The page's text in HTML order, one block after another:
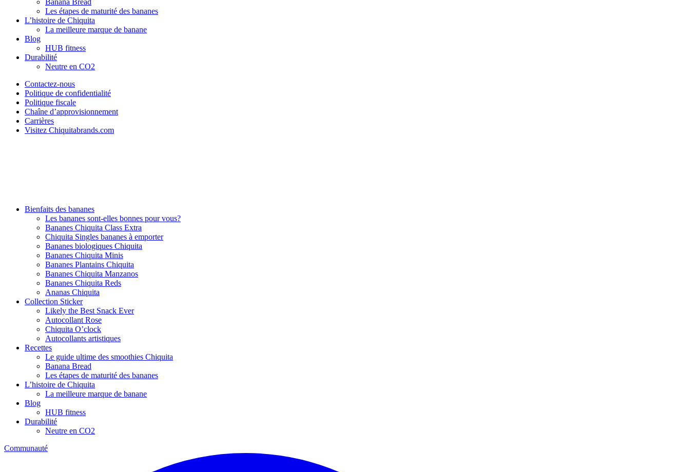
Banana Bread
Les étapes de maturité des bananes
L’histoire de Chiquita
La meilleure marque de banane
Blog
HUB fitness
Durabilité
Neutre en CO2
Contactez-nous
Politique de confidentialité
Politique fiscale
Chaîne d’approvisionnement
Carrières
Visitez Chiquitabrands.com
Bienfaits des bananes
Les bananes sont-elles bonnes pour vous?
Bananes Chiquita Class Extra
Chiquita Singles bananes à emporter
Bananes biologiques Chiquita
Bananes Chiquita Minis
Bananes Plantains Chiquita
Bananes Chiquita Manzanos
Bananes Chiquita Reds
Ananas Chiquita
Collection Sticker
Likely the Best Snack Ever
Autocollant Rose
Chiquita O’clock
Autocollants artistiques
Recettes
Le guide ultime des smoothies Chiquita
Banana Bread
Les étapes de maturité des bananes
L’histoire de Chiquita
La meilleure marque de banane
Blog
HUB fitness
Durabilité
Neutre en CO2
Communauté